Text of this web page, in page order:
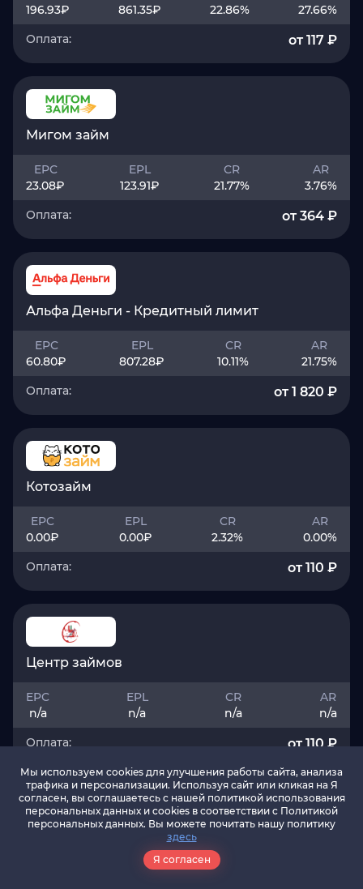
196.93₽
861.35₽
22.86%
27.66%
Оплата:
от 117 ₽
Мигом займ
EPC
23.08₽
EPL
123.91₽
CR
21.77%
AR
3.76%
Оплата:
от 364 ₽
Альфа Деньги - Кредитный лимит
EPC
60.80₽
EPL
807.28₽
CR
10.11%
AR
21.75%
Оплата:
от 1 820 ₽
Котозайм
EPC
0.00₽
EPL
0.00₽
CR
2.32%
AR
0.00%
Оплата:
от 110 ₽
Центр займов
EPC
n/a
EPL
n/a
CR
n/a
AR
n/a
Оплата:
от 110 ₽
EPL
Мы используем cookies для улучшения работы сайта, анализа
трафика и персонализации. Используя сайт или кликая на Я
согласен, вы соглашаетесь с нашей политикой использования
персональных данных и cookies в соответствии c Политикой
персональных данных. Вы можете почитать нашу политику
здесь
Я согласен